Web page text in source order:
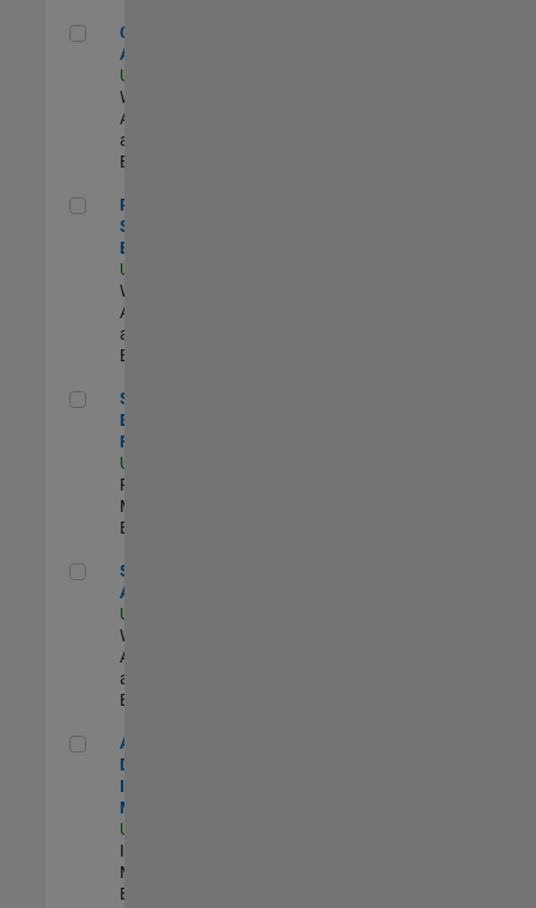
Cloud Solution Architect
Cloud Solution
Architect
US-MA-Natick
Web
Applications
and Services |
Experimentado
Principal Cloud Software Engineer
Principal Cloud
Software
Engineer
US-MA-Natick
Web
Applications
and Services |
Experimentado
Senior Product Engineer - FPGA / ASIC
Senior Product
Engineer -
FPGA / ASIC
US-MA-Natick
Product
Marketing |
Experimentado
Senior Applied AI Engineer
Senior Applied
AI Engineer
US-MA-Natick
Web
Applications
and Services |
Experimentado
Aerospace & Defense Industry Manager
Aerospace &
Defense
Industry
Manager
US-MA-Natick
Industry
Marketing |
Experimentado